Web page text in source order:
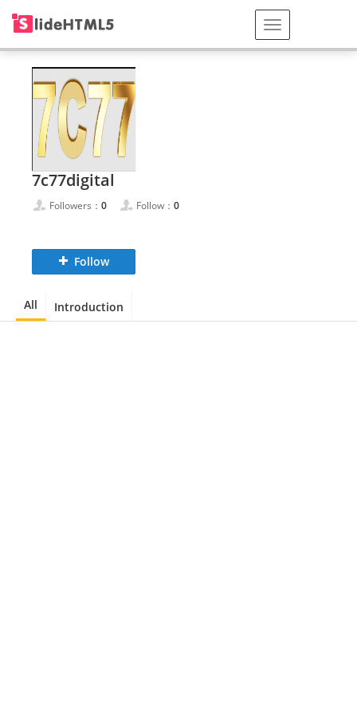
7c77digital
Followers： 0 Follow： 0
Follow
All Introduction